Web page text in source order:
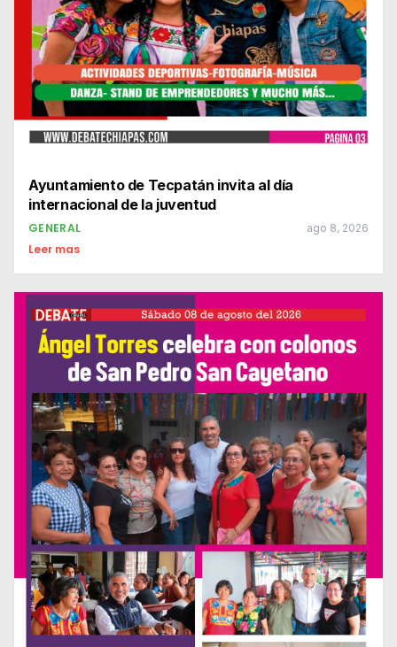
Ayuntamiento de Tecpatán invita al día
internacional de la juventud
GENERAL ago 8, 2026
Leer mas